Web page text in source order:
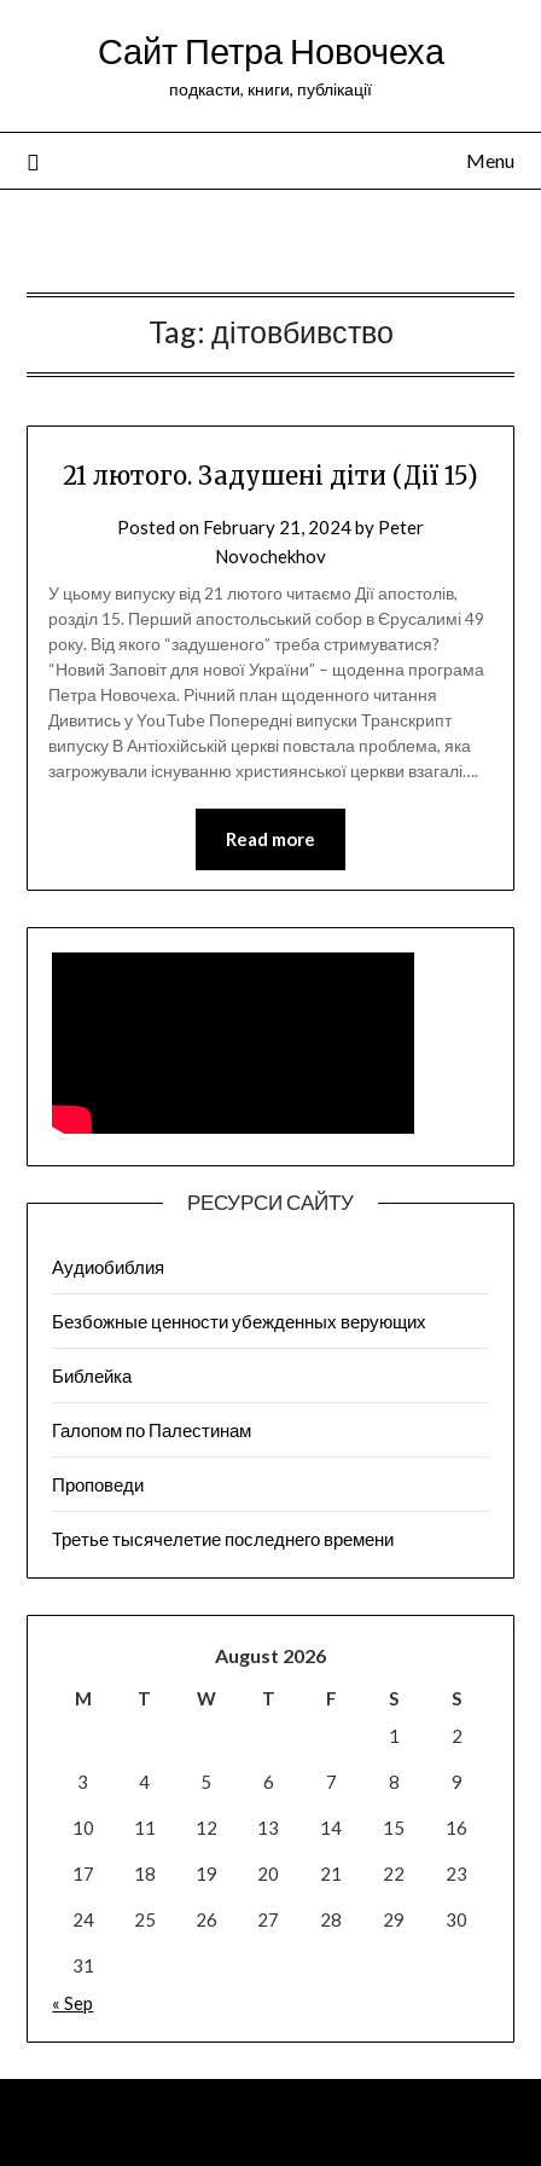
Сайт Петра Новочеха
подкасти, книги, публікації
Menu
Tag: дітовбивство
21 лютого. Задушені діти (Дії 15)
Posted on February 21, 2024by Peter
Novochekhov
У цьому випуску від 21 лютого читаємо Дії апостолів,
розділ 15. Перший апостольський собор в Єрусалимі 49
року. Від якого “задушеного” треба стримуватися?
“Новий Заповіт для нової України” – щоденна програма
Петра Новочеха. Річний план щоденного читання
Дивитись у YouTube Попередні випуски Транскрипт
випуску В Антіохійській церкві повстала проблема, яка
загрожували існуванню християнської церкви взагалі….
Read more
РЕСУРСИ САЙТУ
Аудиобиблия
Безбожные ценности убежденных верующих
Библейка
Галопом по Палестинам
Проповеди
Третье тысячелетие последнего времени
August 2026
M T W T F S
S
1
2
3 4 5 6 7 8 9
10 11 12 13 14 15 16
17 18 19 20 21 22 23
24 25 26 27 28 29 30
31
« Sep